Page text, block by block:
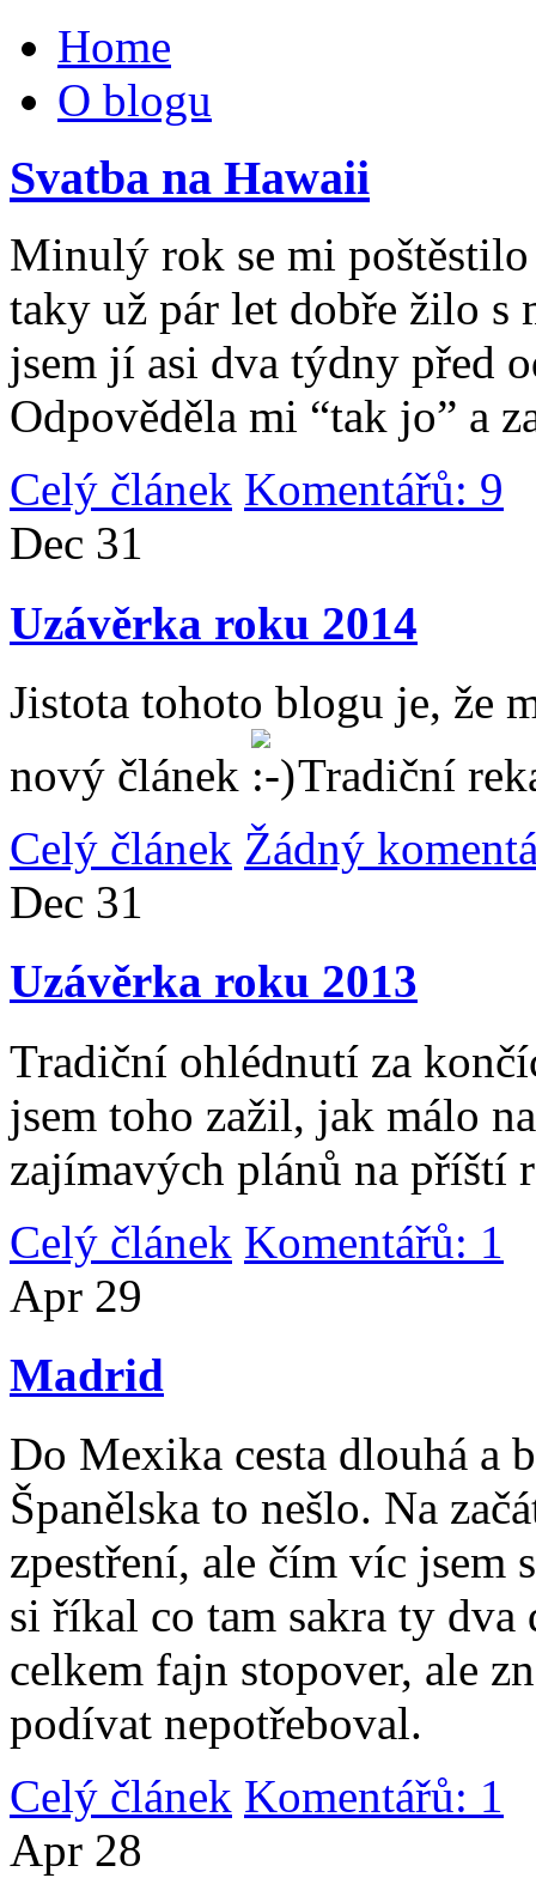
Home
O blogu
Svatba na Hawaii
Minulý rok se mi
taky už pár let dobře žilo
jsem jí asi dva týdny před
Odpověděla mi “tak jo” a
Celý článek Komentářů: 9
Dec 31
Uzávěrka roku 2014
Jistota tohoto blogu je, že
nový článek
Tradiční
Celý článek Žádný
Dec 31
Uzávěrka roku 2013
Tradiční ohlédnutí za
jsem toho zažil, jak málo
zajímavých plánů na příští
Celý článek Komentářů: 1
Apr 29
Madrid
Do Mexika cesta dlouhá a
Španělska to nešlo. Na
zpestření, ale čím víc jsem
si říkal co tam sakra ty
celkem fajn stopover, ale
podívat nepotřeboval.
Celý článek Komentářů: 1
Apr 28